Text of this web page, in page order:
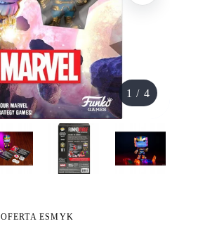
1 / 4
OFERTA ESMYK